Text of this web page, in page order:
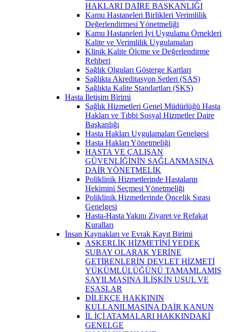
HAKLARI DAİRE BAŞKANLIĞI
Kamu Hastaneleri Birlikleri Verimlilik
Değerlendirmesi Yönetmeliği
Kamu Hastaneleri İyi Uygulama Örnekleri
Kalite ve Verimlilik Uygulamaları
Klinik Kalite Ölçme ve Değerlendirme
Rehberi
Sağlık Olguları Gösterge Kartları
Sağlıkta Akreditasyon Setleri (SAS)
Sağlıkta Kalite Standartları (SKS)
Hasta İletişim Birimi
Sağlık Hizmetleri Genel Müdürlüğü Hasta
Hakları ve Tıbbi Sosyal Hizmetler Daire
Başkanlığı
Hasta Hakları Uygulamaları Genelgesi
Hasta Hakları Yönetmeliği
HASTA VE ÇALIŞAN
GÜVENLİĞİNİN SAĞLANMASINA
DAİR YÖNETMELİK
Poliklinik Hizmetlerinde Hastaların
Hekimini Seçmesi Yönetmeliği
Poliklinik Hizmetlerinde Öncelik Sırası
Genelgesi
Hasta-Hasta Yakını Ziyaret ve Refakat
Kuralları
İnsan Kaynakları ve Evrak Kayıt Birimi
ASKERLİK HİZMETİNİ YEDEK
SUBAY OLARAK YERİNE
GETİRENLERİN DEVLET HİZMETİ
YÜKÜMLÜLÜĞÜNÜ TAMAMLAMIŞ
SAYILMASINA İLİŞKİN USUL VE
ESASLAR
DİLEKÇE HAKKININ
KULLANILMASINA DAİR KANUN
İL İÇİ ATAMALARI HAKKINDAKİ
GENELGE